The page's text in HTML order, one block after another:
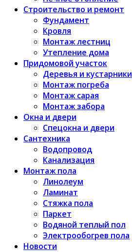
Строительство и ремонт
Фундамент
Кровля
Монтаж лестниц
Утепление дома
Придомовой участок
Деревья и кустарники
Монтаж погреба
Монтаж сарая
Монтаж забора
Окна и двери
Спецокна и двери
Сантехника
Водопровод
Канализация
Монтаж пола
Линолеум
Ламинат
Стяжка пола
Паркет
Водяной теплый пол
Электрообогрев пола
Новости